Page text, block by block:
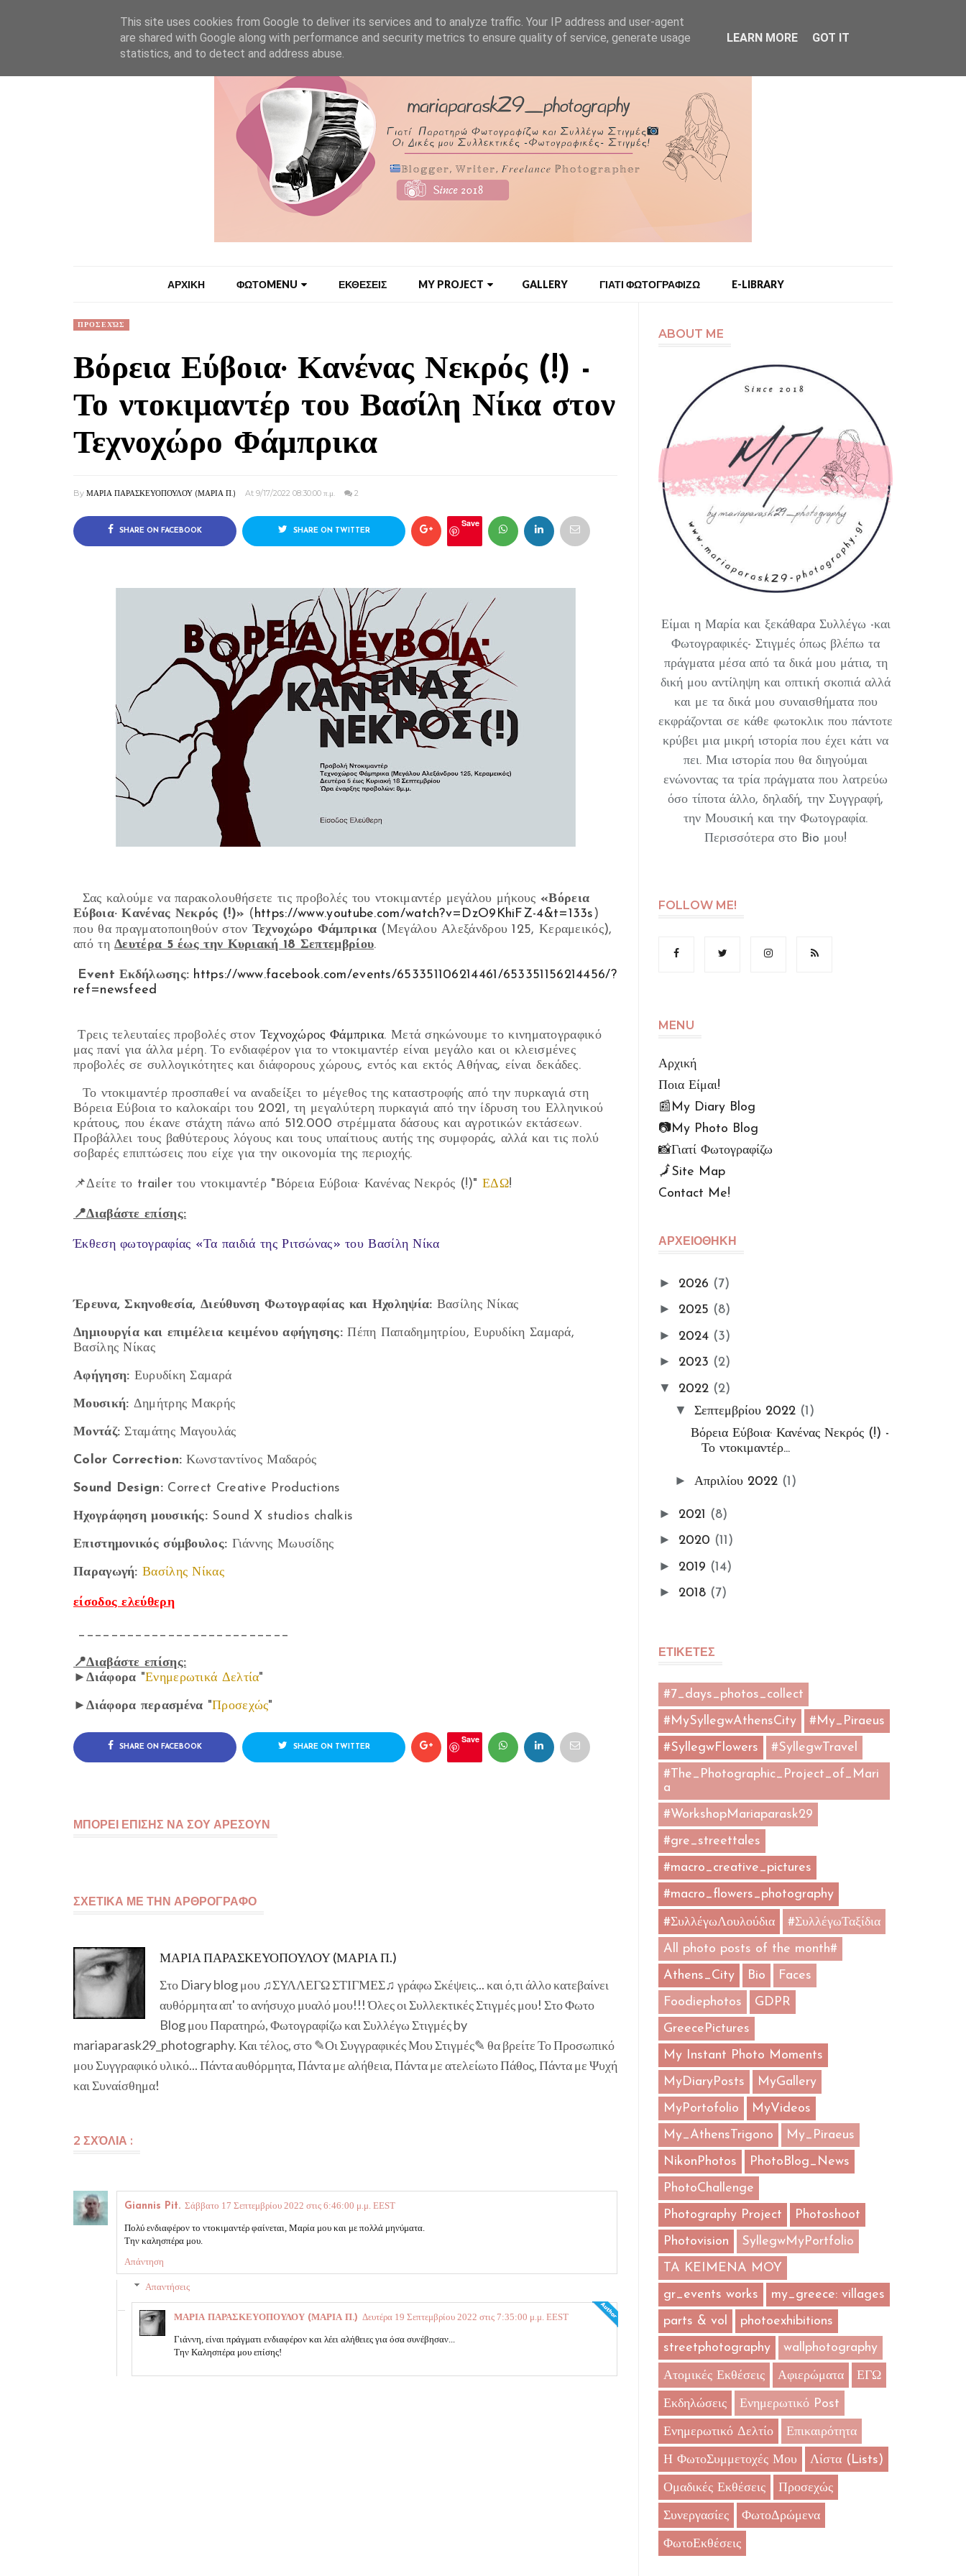
My Sites Info Επικοινωνία
ΑΡΧΙΚΗ ΦΩΤΟMENU ΕΚΘΕΣΕΙΣ MY PROJECT GALLERY ΓΙΑΤΙ ΦΩΤΟΓΡΑΦΙΖΩ E-LIBRARY
ΠΡΟΣΕΧΏΣ
Βόρεια Εύβοια· Κανένας Νεκρός (!) -
Το ντοκιμαντέρ του Βασίλη Νίκα στον
Τεχνοχώρο Φάμπρικα
By ΜΑΡΙΑ ΠΑΡΑΣΚΕΥΟΠΟΥΛΟΥ (ΜΑΡΙΑ Π.) At 9/17/2022 08:30:00 π.μ. 2
SHARE ON FACEBOOK SHARE ON TWITTER
Save
Σας καλούμε να παρακολουθήσετε τις προβολές του ντοκιμαντέρ μεγάλου μήκους«Βόρεια
Εύβοια· Κανένας Νεκρός (!)» ( https://www.youtube.com/watch?v=DzO9KhiFZ-4&t=133s )
που θα πραγματοποιηθούν στον Τεχνοχώρο Φάμπρικα (Μεγάλου Αλεξάνδρου 125, Κεραμεικός),
από τηΔευτέρα 5 έως την Κυριακή 18 Σεπτεμβρίου.
Event Εκδήλωσης: https://www.facebook.com/events/653351106214461/653351156214456/?
ref=newsfeed
Τρεις τελευταίες προβολές στον Τεχνοχώρος Φάμπρικα. Μετά σηκώνουμε το κινηματογραφικό
μας πανί για άλλα μέρη. Το ενδιαφέρον για το ντοκιμαντέρ είναι μεγάλο και οι κλεισμένες
προβολές σε συλλογικότητες και διάφορους χώρους, εντός και εκτός Αθήνας, είναι δεκάδες.
Το ντοκιμαντέρ προσπαθεί να αναδείξει το μέγεθος της καταστροφής από την πυρκαγιά στη
Βόρεια Εύβοια το καλοκαίρι του 2021, τη μεγαλύτερη πυρκαγιά από την ίδρυση του Ελληνικού
κράτους, που έκανε στάχτη πάνω από 512.000 στρέμματα δάσους και αγροτικών εκτάσεων.
Προβάλλει τους βαθύτερους λόγους και τους υπαίτιους αυτής της συμφοράς, αλλά και τις πολύ
σοβαρές επιπτώσεις που είχε για την οικονομία της περιοχής.
📌Δείτετο trailer του ντοκιμαντέρ "Βόρεια Εύβοια· Κανένας Νεκρός (!)"ΕΔΩ!
📍Διαβάστε επίσης:
Έκθεση φωτογραφίας «Τα παιδιά της Ριτσώνας» του Βασίλη Νίκα
Έρευνα, Σκηνοθεσία, Διεύθυνση Φωτογραφίας και Ηχοληψία: Βασίλης Νίκας
Δημιουργία και επιμέλεια κειμένου αφήγησης:Πέπη Παπαδημητρίου, Ευρυδίκη Σαμαρά,
Βασίλης Νίκας
Αφήγηση: Ευρυδίκη Σαμαρά
Μουσική: Δημήτρης Μακρής
Μοντάζ: Σταμάτης Μαγουλάς
Color Correction: Κωνσταντίνος Μαδαρός
Sound Design:Correct Creative Productions
Ηχογράφηση μουσικής: Sound X studios chalkis
Επιστημονικός σύμβουλος: Γιάννης Μωυσίδης
Παραγωγή: Βασίλης Νίκας
είσοδος ελεύθερη
__________________________
📍Διαβάστε επίσης:
►Διάφορα "Ενημερωτικά Δελτία"
►Διάφορα περασμένα "Προσεχώς"
SHARE ON FACEBOOK SHARE ON TWITTER
Save
ΜΠΟΡΕΙ ΕΠΙΣΗΣ ΝΑ ΣΟΥ ΑΡΕΣΟΥΝ
ΣΧΕΤΙΚΑ ΜΕ ΤΗΝ ΑΡΘΡΟΓΡΑΦΟ
ΜΑΡΙΑ ΠΑΡΑΣΚΕΥΟΠΟΥΛΟΥ (ΜΑΡΙΑ Π.)
Στο Diary blog μου ♫ΣΥΛΛΕΓΩ ΣΤΙΓΜΕΣ♫ γράφω Σκέψεις... και ό,τι άλλο κατεβαίνει
αυθόρμητα απ' το ανήσυχο μυαλό μου!!! Όλες οι Συλλεκτικές Στιγμές μου! Στο Φωτο
Blog μου Παρατηρώ, Φωτογραφίζω και Συλλέγω Στιγμές by
mariaparask29_photography. Και τέλος, στο ✎Οι Συγγραφικές Μου Στιγμές✎ θα βρείτε Το Προσωπικό
μου Συγγραφικό υλικό... Πάντα αυθόρμητα, Πάντα με αλήθεια, Πάντα με ατελείωτο Πάθος, Πάντα με Ψυχή
και Συναίσθημα!
2 ΣΧΌΛΙΑ :
Giannis Pit. Σάββατο 17 Σεπτεμβρίου 2022 στις 6:46:00 μ.μ. EEST
Πολύ ενδιαφέρον το ντοκιμαντέρ φαίνεται, Μαρία μου και με πολλά μηνύματα.
Την καλησπέρα μου.
Απάντηση
Απαντήσεις
ΜΑΡΙΑ ΠΑΡΑΣΚΕΥΟΠΟΥΛΟΥ (ΜΑΡΙΑ Π.) Δευτέρα 19 Σεπτεμβρίου 2022 στις 7:35:00 μ.μ. EEST
Γιάννη, είναι πράγματι ενδιαφέρον και λέει αλήθειες για όσα συνέβησαν...
Την Καλησπέρα μου επίσης!
ABOUT ME
Είμαι η Μαρία και ξεκάθαρα Συλλέγω -και
Φωτογραφικές- Στιγμές όπως βλέπω τα
πράγματα μέσα από τα δικά μου μάτια, τη
δική μου αντίληψη και οπτική σκοπιά αλλά
και με τα δικά μου συναισθήματα που
εκφράζονται σε κάθε φωτοκλικ που πάντοτε
κρύβει μια μικρή ιστορία που έχει κάτι να
πει. Μια ιστορία που θα διηγούμαι
ενώνοντας τα τρία πράγματα που λατρεύω
όσο τίποτα άλλο, δηλαδή, την Συγγραφή,
την Μουσική και την Φωτογραφία.
Περισσότερα στο Bio μου!
FOLLOW ME!
MENU
Αρχική
Ποια Είμαι!
📰My Diary Blog
📷My Photo Blog
📸Γιατί Φωτογραφίζω
🗾Site Map
Contact Me!
Πολu. Απορρήτου (GDPR)
📌Info Πρόσβασης e-
🔑Enter My e-Library
Οι ΦωτοΣυμμετοχές Μου
Ομαδικές Εκθέσεις
Εκθέσεις
📸My Instant Photo Moments
#7_days_Insta_photos_collec
Ετικέτα: Προσεχώς!
ΑΡΧΕΙΟΘΗΚΗ
► 2026 (7)
► 2025 (8)
► 2024 (3)
► 2023 (2)
▼ 2022 (2)
▼ Σεπτεμβρίου 2022 (1)
Βόρεια Εύβοια· Κανένας Νεκρός (!) -
Το ντοκιμαντέρ...
► Απριλίου 2022 (1)
► 2021 (8)
► 2020 (11)
► 2019 (14)
► 2018 (7)
ΕΤΙΚΕΤΕΣ
#7_days_photos_collect
#MySyllegwAthensCity
#My_Piraeus
#SyllegwFlowers
#SyllegwTravel
#The_Photographic_Project_of_Mari
a
#WorkshopMariaparask29
#gre_streettales
#macro_creative_pictures
#macro_flowers_photography
#ΣυλλέγωΛουλούδια
#ΣυλλέγωΤαξίδια
All photo posts of the month#
Athens_City
Bio
Faces
Foodiephotos
GDPR
GreecePictures
My Instant Photo Moments
MyDiaryPosts
MyGallery
MyPortofolio
MyVideos
My_AthensTrigono
My_Piraeus
NikonPhotos
PhotoBlog_News
PhotoChallenge
Photography Project
Photoshoot
Photovision
SyllegwMyPortfolio
TA KEIMENA MOY
gr_events works
my_greece: villages
parts & vol
photoexhibitions
streetphotography
wallphotography
Ατομικές Εκθέσεις Αφιερώματα ΕΓΩ
Εκδηλώσεις Ενημερωτικό Post
Ενημερωτικό Δελτίο Επικαιρότητα
Η ΦωτοΣυμμετοχές Μου Λίστα (Lists)
Ομαδικές Εκθέσεις Προσεχώς
Συνεργασίες ΦωτοΔρώμενα
ΦωτοΕκθέσεις
This site uses cookies from Google to deliver its services and to analyze traffic. Your IP address and user-agent
are shared with Google along with performance and security metrics to ensure quality of service, generate usage
statistics, and to detect and address abuse.
LEARN MORE GOT IT